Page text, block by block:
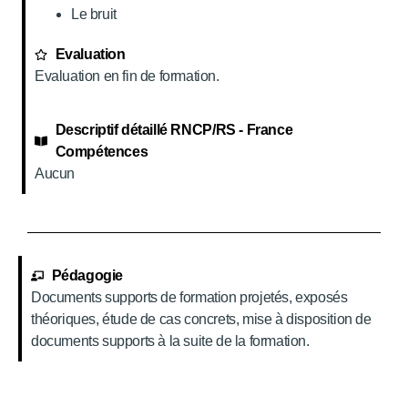
Le bruit
Evaluation
Evaluation en fin de formation.
Descriptif détaillé RNCP/RS - France
Compétences
Aucun
Pédagogie
Documents supports de formation projetés, exposés
théoriques, étude de cas concrets, mise à disposition de
documents supports à la suite de la formation.